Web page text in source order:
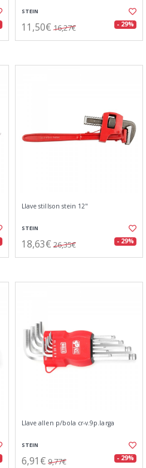
STEIN
11,50€ 16,27€ - 29%
Llave stillson stein 12"
STEIN
18,63€ 26,35€ - 29%
Llave allen p/bola cr-v.9p.larga
STEIN
6,91€ 9,77€ - 29%